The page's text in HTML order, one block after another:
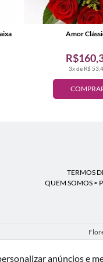
3x de R$
Amor
TERMOS
QUEM SOMOS •
Rua Coronel João
anúncios e